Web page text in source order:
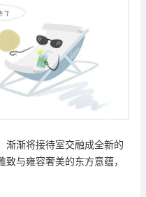
渐渐将接待室交融成全新的
与雍容奢美的东方意蕴，